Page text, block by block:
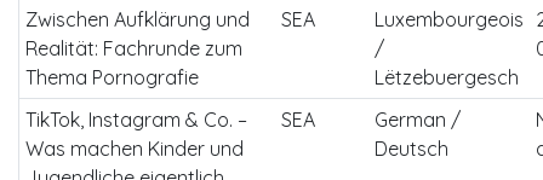
Zwischen Aufklärung und
Realität: Fachrunde zum
Thema Pornografie
SEA
Luxembourgeois
/
Lëtzebuergesch
TikTok, Instagram & Co. –
Was machen Kinder und
SEA
German /
Deutsch